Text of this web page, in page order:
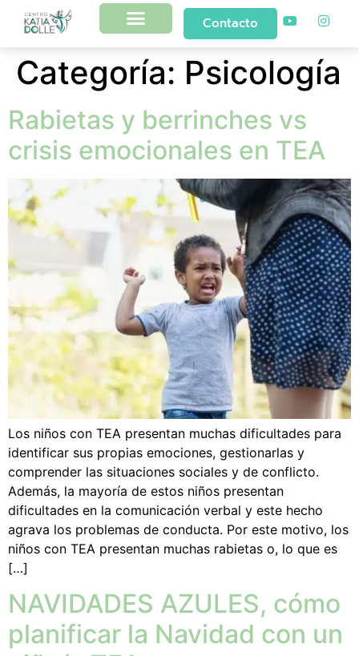
Contacto
Categoría: Psicología
Rabietas y berrinches vs
crisis emocionales en TEA
Los niños con TEA presentan muchas dificultades para
identificar sus propias emociones, gestionarlas y
comprender las situaciones sociales y de conflicto.
Además, la mayoría de estos niños presentan
dificultades en la comunicación verbal y este hecho
agrava los problemas de conducta. Por este motivo, los
niños con TEA presentan muchas rabietas o, lo que es
[…]
NAVIDADES AZULES, cómo
planificar la Navidad con un